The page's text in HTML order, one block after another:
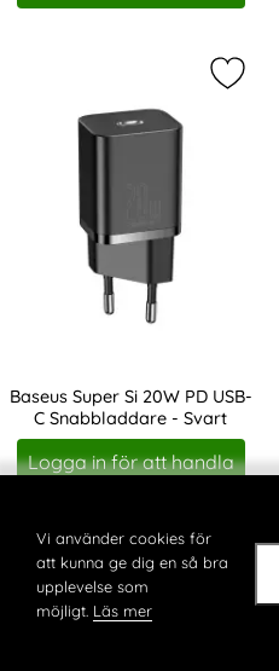
Vi använder cookies för
att kunna ge dig en så bra
upplevelse som
möjligt. Läs mer
Baseus Super Si 20W PD USB-
C Snabbladdare - Svart
Art. nr 19391
Logga in för att handla